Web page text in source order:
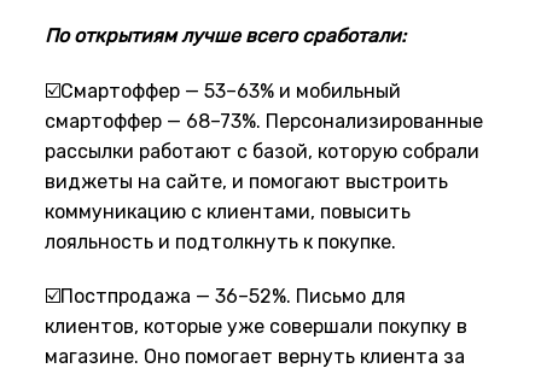
По открытиям лучше всего сработали:
☑️Смартоффер — 53–63% и мобильный
смартоффер — 68–73%. Персонализированные
рассылки работают с базой, которую собрали
виджеты на сайте, и помогают выстроить
коммуникацию с клиентами, повысить
лояльность и подтолкнуть к покупке.
☑️Постпродажа — 36–52%. Письмо для
клиентов, которые уже совершали покупку в
магазине. Оно помогает вернуть клиента за